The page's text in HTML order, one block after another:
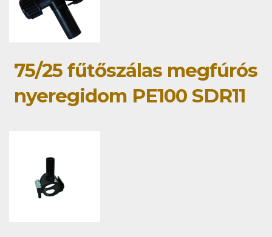
75/25 fűtőszálas megfúrós
nyeregidom PE100 SDR11